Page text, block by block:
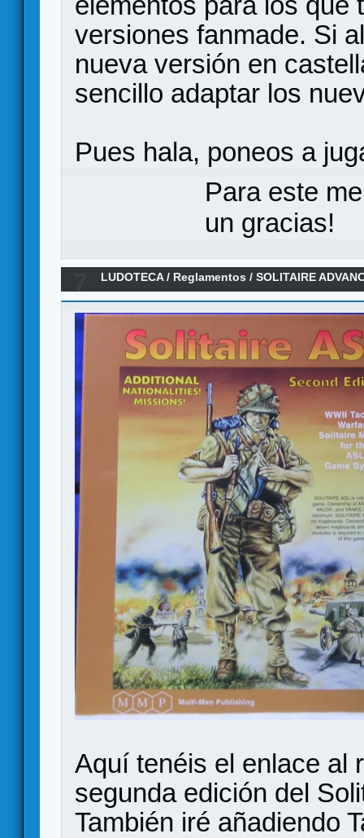
versiones fanmade. Si
nueva versión en
sencillo adaptar los
Pues hala, poneos a
Para este
un gracias!
LUDOTECA/ Reglamentos /SOLITAIRE
2ª Ed. (Reglamento)
Aquí tenéis el enlace al
segunda edición del
También iré añadiendo